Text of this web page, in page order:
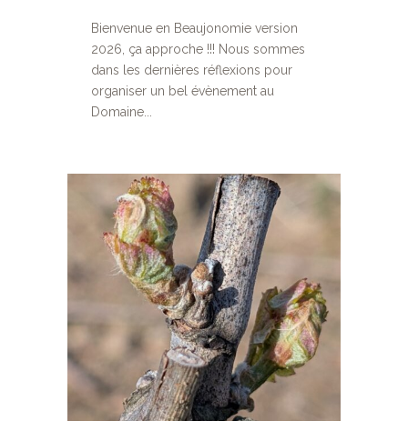
Bienvenue en Beaujonomie version
2026, ça approche !!! Nous sommes
dans les dernières réflexions pour
organiser un bel évènement au
Domaine...